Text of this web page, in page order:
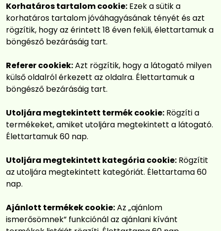
Korhatáros tartalom cookie: Ezek a sütik a
korhatáros tartalom jóváhagyásának tényét és azt
rögzítik, hogy az érintett 18 éven felüli, élettartamuk a
böngésző bezárásáig tart.
Referer cookiek:Azt rögzítik, hogy a látogató milyen
külső oldalról érkezett az oldalra. Élettartamuk a
böngésző bezárásáig tart.
Utoljára megtekintett termék cookie: Rögzíti a
termékeket, amiket utoljára megtekintett a látogató.
Élettartamuk 60 nap.
Utoljára megtekintett kategória cookie: Rögzítit
az utoljára megtekintett kategóriát. Élettartama 60
nap.
Ajánlott termékek cookie:Az „ajánlom
ismerősömnek” funkciónál az ajánlani kívánt